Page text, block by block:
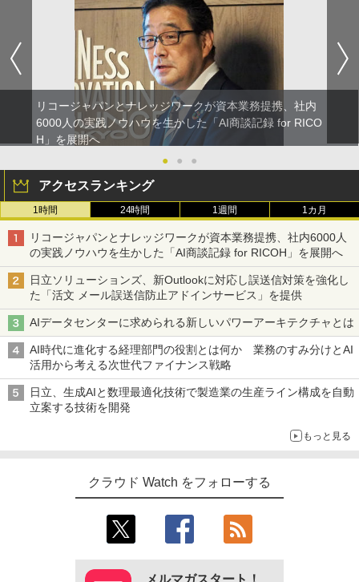
リコージャパンとナレッジワークが資本業務提携、社内
6000人の実践ノウハウを生かした「AI商談記録 for RICO
H」を展開へ
●
● ●
アクセスランキング
1時間 24時間 1週間 1カ月
リコージャパンとナレッジワークが資本業務提携、社内6000人
の実践ノウハウを生かした「AI商談記録 for RICOH」を展開へ
日立ソリューションズ、新Outlookに対応し誤送信対策を強化し
た「活文 メール誤送信防止アドインサービス」を提供
AIデータセンターに求められる新しいパワーアーキテクチャとは
AI時代に進化する経理部門の役割とは何か 業務のすみ分けとAI
活用から考える次世代ファイナンス戦略
日立、生成AIと数理最適化技術で製造業の生産ライン構成を自動
立案する技術を開発
もっと見る
クラウド Watch をフォローする
メルマガスタート！